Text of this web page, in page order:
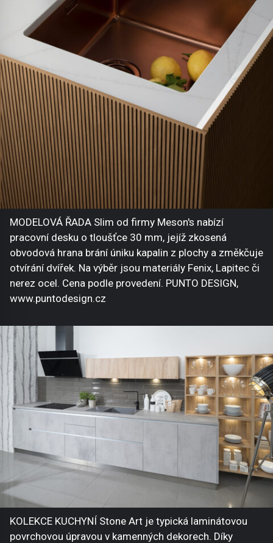
MODELOVÁ ŘADA Slim od firmy Meson's nabízí
pracovní desku o tloušťce 30 mm, jejíž zkosená
obvodová hrana brání úniku kapalin z plochy a změkčuje
otvírání dvířek. Na výběr jsou materiály Fenix, Lapitec či
nerez ocel. Cena podle provedení. PUNTO DESIGN,
www.puntodesign.cz
KOLEKCE KUCHYNÍ Stone Art je typická laminátovou
povrchovou úpravou v kamenných dekorech. Díky